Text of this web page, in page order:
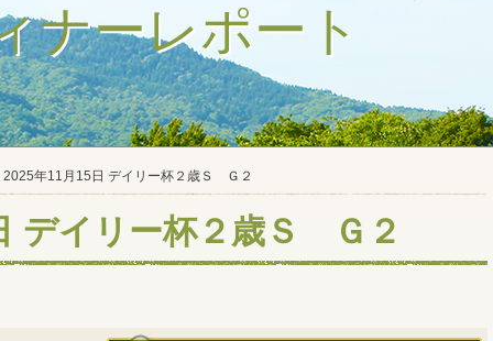
ナーレポート
2025年11月15日 デイリー杯２歳Ｓ Ｇ２
デイリー杯２歳Ｓ Ｇ２